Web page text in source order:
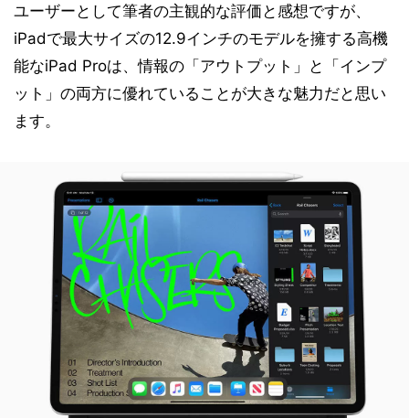
ユーザーとして筆者の主観的な評価と感想ですが、
iPadで最大サイズの12.9インチのモデルを擁する高機
能なiPad Proは、情報の「アウトプット」と「インプ
ット」の両方に優れていることが大きな魅力だと思い
ます。